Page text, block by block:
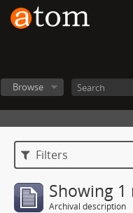
Browse
Filters
Showing 1
Archival description